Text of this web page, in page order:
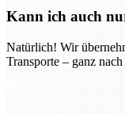
Kann ich auch
Natürlich! Wir
Transporte – ganz